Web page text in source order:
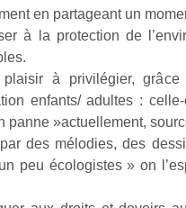
en partageant un
à la protection de
à privilégier,
enfants/ adultes :
panne »actuellement,
des mélodies, des
peu écologistes » on